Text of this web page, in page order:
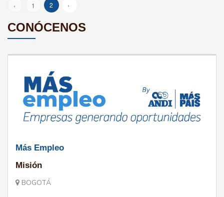
‹ 1 2 ›
CONÓCENOS
Más Empleo
Misión
BOGOTÁ